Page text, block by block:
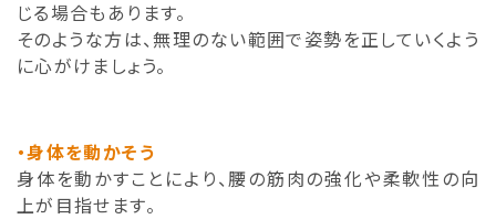
じる場合もあります。
そのような方は、無理のない範囲で姿勢を正していくよう
に心がけましょう。
・身体を動かそう
身体を動かすことにより、腰の筋肉の強化や柔軟性の向
上が目指せます。